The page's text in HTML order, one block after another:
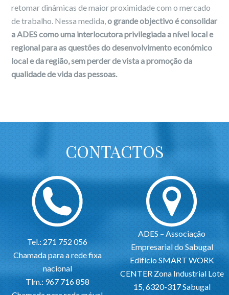
retomar dinâmicas de maior proximidade com o mercado
de trabalho. Nessa medida,o grande objectivo é consolidar
a ADES como uma interlocutora privilegiada a nível local e
regional para as questões do desenvolvimento económico
local e da região, sem perder de vista a promoção da
qualidade de vida das pessoas.
CONTACTOS
Tel.: 271 752 056
Chamada para a rede fixa
nacional
Tlm.: 967 716 858
ADES – Associação
Empresarial do Sabugal
Edifício SMART WORK
CENTER Zona Industrial Lote
15, 6320-317 Sabugal